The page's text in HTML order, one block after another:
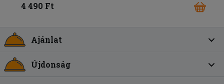
4 490 Ft
Ajánlat
Újdonság